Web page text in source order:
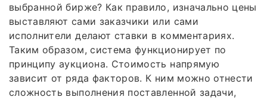
выбранной бирже? Как правило, изначально цены
выставляют сами заказчики или сами
исполнители делают ставки в комментариях.
Таким образом, система функционирует по
принципу аукциона. Стоимость напрямую
зависит от ряда факторов. К ним можно отнести
сложность выполнения поставленной задачи,